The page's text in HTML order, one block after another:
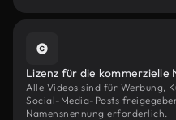
Lizenz für die kommerzielle
Alle Videos sind für Werbung,
Social-Media-Posts
Namensnennung erforderlich.